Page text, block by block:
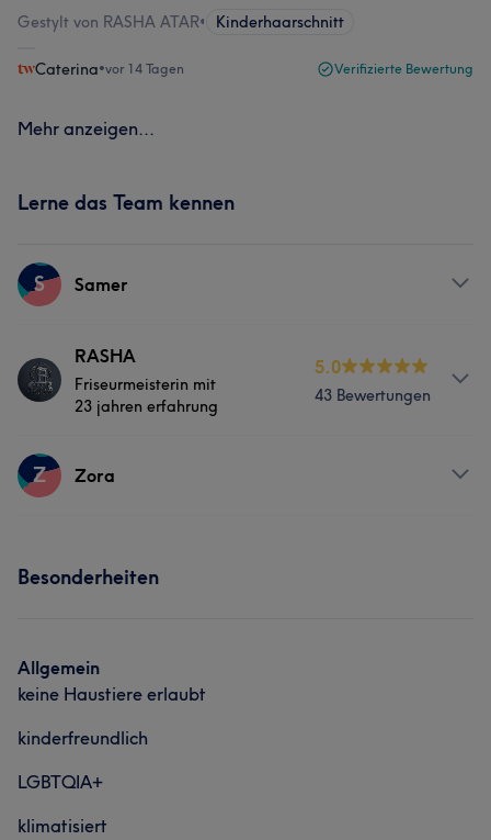
Gestylt von RASHA ATAR• Kinderhaarschnitt
Caterina•vor 14 Tagen Verifizierte Bewertung
Mehr anzeigen...
Lerne das Team kennen
S Samer
Services
Friseur
RASHA
Friseurmeisterin mit
23 jahren erfahrung
5.0
43 Bewertungen
Services
Portfolio
Z Zora
Portfolio
Besonderheiten
Allgemein
keine Haustiere erlaubt
kinderfreundlich
LGBTQIA+
klimatisiert